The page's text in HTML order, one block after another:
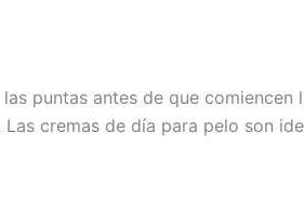
puntas antes de que
cremas de día para pelo son